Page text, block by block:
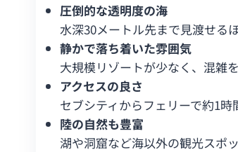
圧倒的な透明度の海
水深30メートル先まで見渡せる
静かで落ち着いた雰囲気
大規模リゾートが少なく、混雑
アクセスの良さ
セブシティからフェリーで約1
陸の自然も豊富
湖や洞窟など海以外の観光スポ